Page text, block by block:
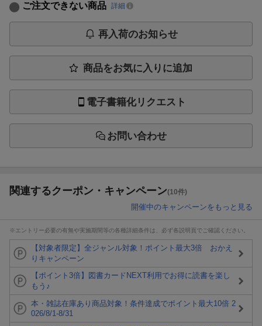
ご注文できない商品 詳細
再入荷のお知らせ
商品をお気に入りに追加
電子書籍化リクエスト
お問い合わせ
関連するクーポン・キャンペーン(10件)
開催中のキャンペーンをもっと見る
※エントリー必要の有無や実施期間等の各種詳細条件は、必ず各説明頁でご確認ください。
【対象者限定】全ジャンル対象！ポイント最大3倍 おかえ
りキャンペーン
【ポイント3倍】図書カードNEXT利用でお得に読書を楽し
もう♪
本・雑誌在庫あり商品対象！条件達成でポイント最大10倍 2
026/8/1-8/31